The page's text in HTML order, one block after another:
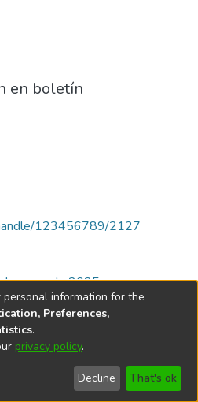
en boletín
123456789/2127
mayo de 2025
de Córdoba
information for the
Preferences,
.
privacy policy.
Decline That's ok